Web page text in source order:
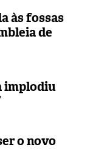
às fossas
de
implodiu
o novo